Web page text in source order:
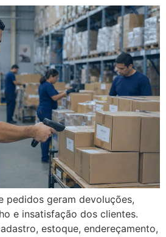
pedidos geram devoluções,
e insatisfação dos clientes.
estoque, endereçamento,